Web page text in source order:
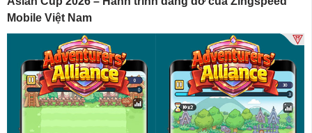
Mobile Việt Nam